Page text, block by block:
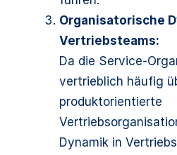
Organisatorische
Vertriebsteams:
Da die Service-
vertrieblich häufig
produktorientierte
Dynamik in